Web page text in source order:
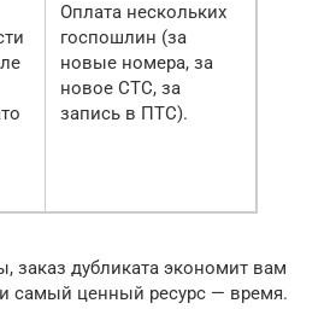
Оплата нескольких
госпошлин (за
новые номера, за
новое СТС, за
запись в ПТС).
заказ дубликата экономит вам
самый ценный ресурс — время.